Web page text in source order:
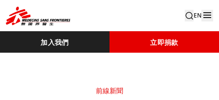
EN
加入我們 立即捐款
前線新聞